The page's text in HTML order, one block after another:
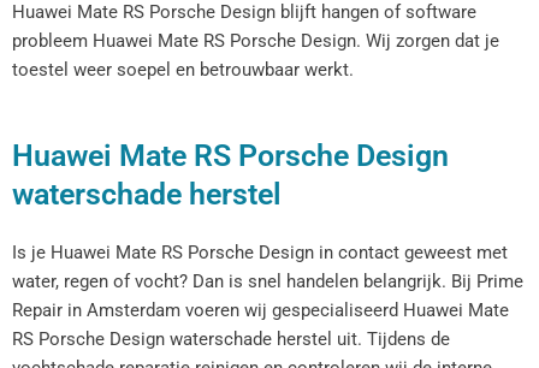
Huawei Mate RS Porsche Design blijft hangen of software
probleem Huawei Mate RS Porsche Design. Wij zorgen dat je
toestel weer soepel en betrouwbaar werkt.
Huawei Mate RS Porsche Design
waterschade herstel
Is je Huawei Mate RS Porsche Design in contact geweest met
water, regen of vocht? Dan is snel handelen belangrijk. Bij Prime
Repair in Amsterdam voeren wij gespecialiseerd Huawei Mate
RS Porsche Design waterschade herstel uit. Tijdens de